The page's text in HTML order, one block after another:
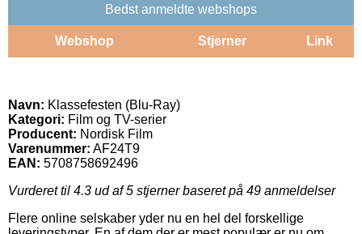
Bedst anmeldte webshops
Webshop Stjerner Link
Navn: Klassefesten (Blu-Ray)
Kategori: Film og TV-serier
Producent: Nordisk Film
Varenummer: AF24T9
EAN: 5708758692496
Vurderet til 4.3 ud af 5 stjerner baseret på 49 anmeldelser
Flere online selskaber yder nu en hel del forskellige